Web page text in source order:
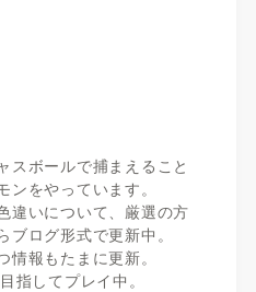
スボールで捕まえること
をやっています。
違いについて、厳選の方
ログ形式で更新中。
情報もたまに更新。
指してプレイ中。